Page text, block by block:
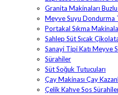
Granita Makinaları
Meyve Suyu Dondurma
Portakal Sıkma
Sahlep Süt Sıcak Çikolata
Sanayi Tipi Katı Meyve
Sürahiler
Süt Soğuk Tutucuları
Çay Makinası Çay
Çelik Kahve Sos